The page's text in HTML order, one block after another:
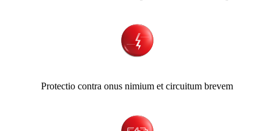
Protectio contra onus nimium et circuitum brevem